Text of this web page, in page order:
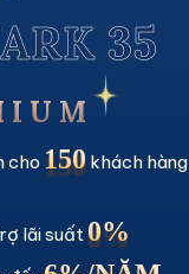
web
35
I U M
cho 150 khách hàng
lãi suất 0%